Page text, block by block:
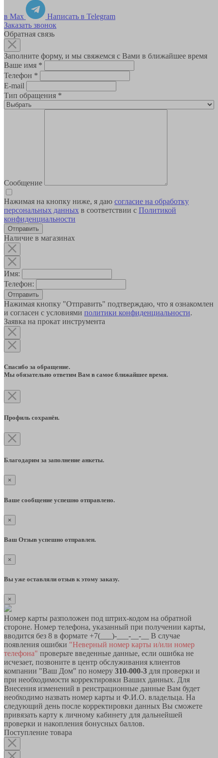
в Max
Написать в Telegram
Заказать звонок
Обратная связь
Заполните форму, и мы свяжемся с Вами в ближайшее время
Ваше имя *
Телефон *
E-mail
Тип обращения *
Сообщение
Нажимая на кнопку ниже, я даю согласие на обработку
персональных данных в соответствии с Политикой
конфиденциальности
Наличие в магазинах
Имя:
Телефон:
Отправить
Нажимая кнопку "Отправить" подтверждаю, что я ознакомлен
и согласен с условиями политики конфиденциальности.
Заявка на прокат инструмента
Спасибо за обращение.
Мы обязательно ответим Вам в самое ближайшее время.
Профиль сохранён.
Благодарим за заполнение анкеты.
×
Ваше сообщение успешно отправлено.
×
Ваш Отзыв успешно отправлен.
×
Вы уже оставляли отзыв к этому заказу.
×
Номер карты разположен под штрих-кодом на обратной
стороне. Номер телефона, указанный при получении карты,
вводится без 8 в формате +7(___)-___-__-__ В случае
появления ошибки "Неверный номер карты и/или номер
телефона" проверьте введенные данные, если ошибка не
исчезает, позвоните в центр обслуживания клиентов
компании "Ваш Дом" по номеру 310-000-3 для проверки и
при необходимости корректировки Ваших данных. Для
Внесения изменений в реистрационные данные Вам будет
необходимо назвать номер карты и Ф.И.О. владельца. На
следующий день после корректировки данных Вы сможете
привязать карту к личному кабинету для дальнейшей
проверки и накопления бонусных баллов.
Поступление товара